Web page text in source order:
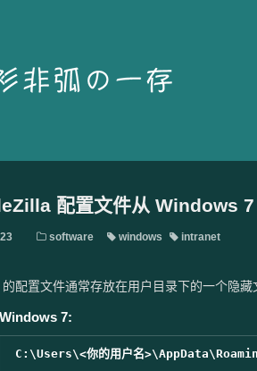
配置文件从 Windows
software windows intranet
配置文件通常存放在用户目录下的一个隐
Windows 7: